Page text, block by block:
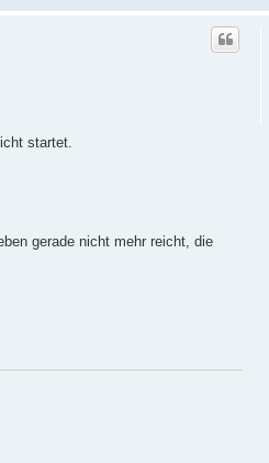
startet.
gerade nicht mehr reicht, die